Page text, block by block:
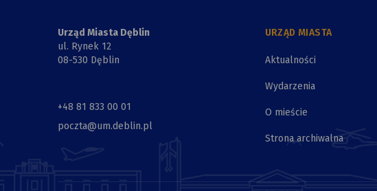
Urząd Miasta Dęblin
ul. Rynek 12
08-530 Dęblin
+48 81 833 00 01
poczta@um.deblin.pl
URZĄD MIASTA
Aktualności
Wydarzenia
O mieście
Strona archiwalna